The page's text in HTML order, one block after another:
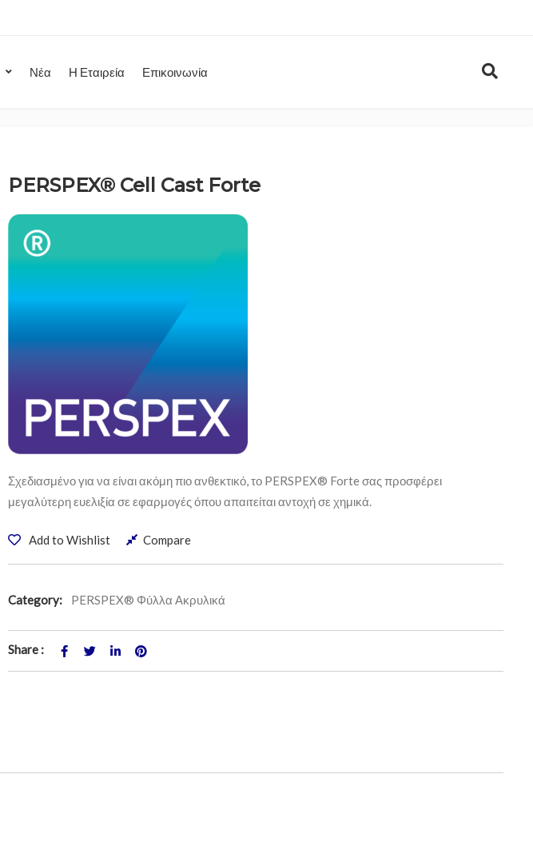
Νέα Η Εταιρεία Επικοινωνία
PERSPEX® Cell Cast Forte
Σχεδιασμένο για να είναι ακόμη πιο ανθεκτικό, το PERSPEX® Forte σας προσφέρει
μεγαλύτερη ευελιξία σε εφαρμογές όπου απαιτείται αντοχή σε χημικά.
Add to Wishlist Compare
Category: PERSPEX® Φύλλα Ακρυλικά
Share :